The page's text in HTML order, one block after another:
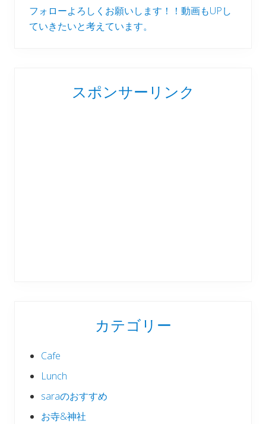
フォローよろしくお願いします！！動画もUPし
ていきたいと考えています。
スポンサーリンク
カテゴリー
Cafe
Lunch
saraのおすすめ
お寺&神社